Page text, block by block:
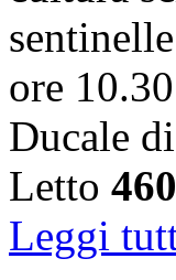
ore
Ducale
Letto
Leggi